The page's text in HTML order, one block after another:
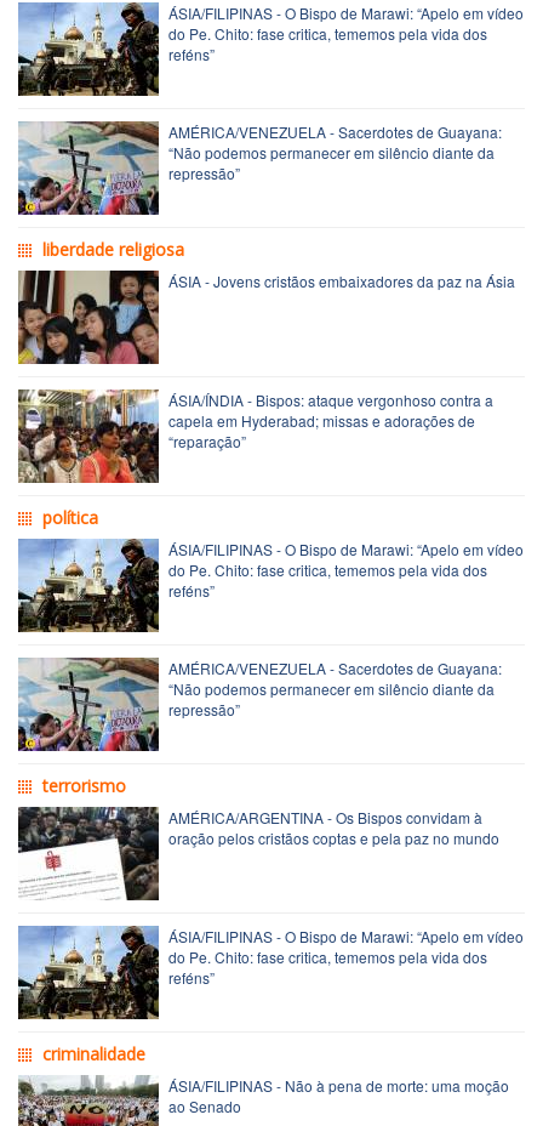
ÁSIA/FILIPINAS - O Bispo de Marawi: “Apelo em vídeo
do Pe. Chito: fase critica, tememos pela vida dos
reféns”
AMÉRICA/VENEZUELA - Sacerdotes de Guayana:
“Não podemos permanecer em silêncio diante da
repressão”
liberdade religiosa
ÁSIA - Jovens cristãos embaixadores da paz na Ásia
ÁSIA/ÍNDIA - Bispos: ataque vergonhoso contra a
capela em Hyderabad; missas e adorações de
“reparação”
política
ÁSIA/FILIPINAS - O Bispo de Marawi: “Apelo em vídeo
do Pe. Chito: fase critica, tememos pela vida dos
reféns”
AMÉRICA/VENEZUELA - Sacerdotes de Guayana:
“Não podemos permanecer em silêncio diante da
repressão”
terrorismo
AMÉRICA/ARGENTINA - Os Bispos convidam à
oração pelos cristãos coptas e pela paz no mundo
ÁSIA/FILIPINAS - O Bispo de Marawi: “Apelo em vídeo
do Pe. Chito: fase critica, tememos pela vida dos
reféns”
criminalidade
ÁSIA/FILIPINAS - Não à pena de morte: uma moção
ao Senado